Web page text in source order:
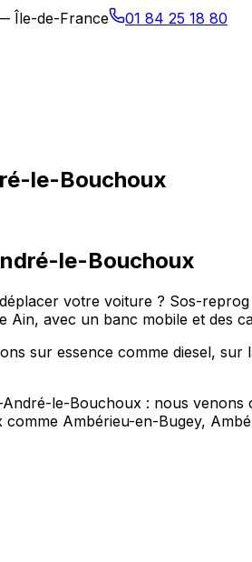
Île-de-France 01 84 25 18 80
le-Bouchoux
le-Bouchoux
votre voiture ? Sos-
avec un banc mobile et des
sur essence comme diesel,
le-Bouchoux : nous
Ambérieu-en-Bugey,